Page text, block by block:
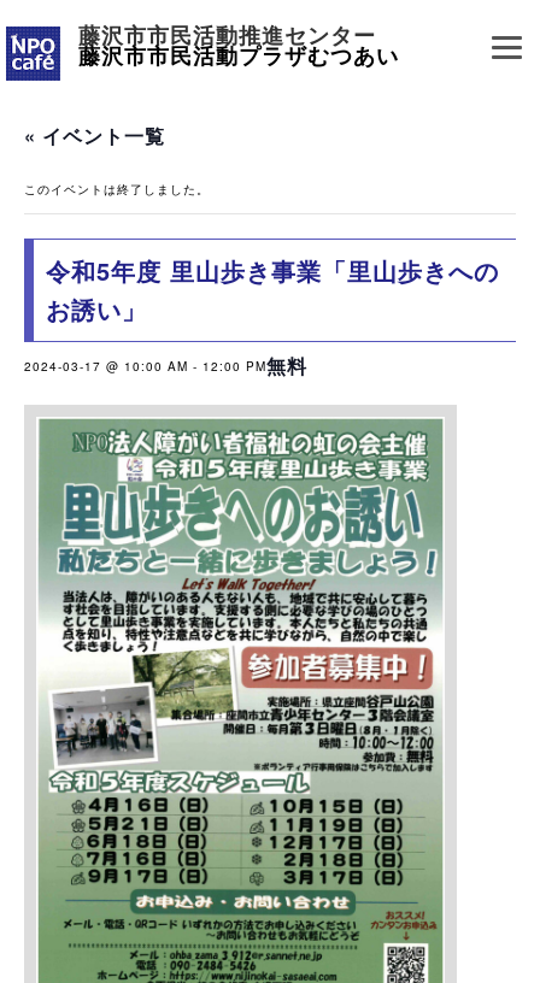
藤沢市市民活動推進センター
藤沢市市民活動プラザむつあい
« イベント一覧
このイベントは終了しました。
令和5年度 里山歩き事業「里山歩きへの
お誘い」
2024-03-17 @ 10:00 AM - 12:00 PM無料